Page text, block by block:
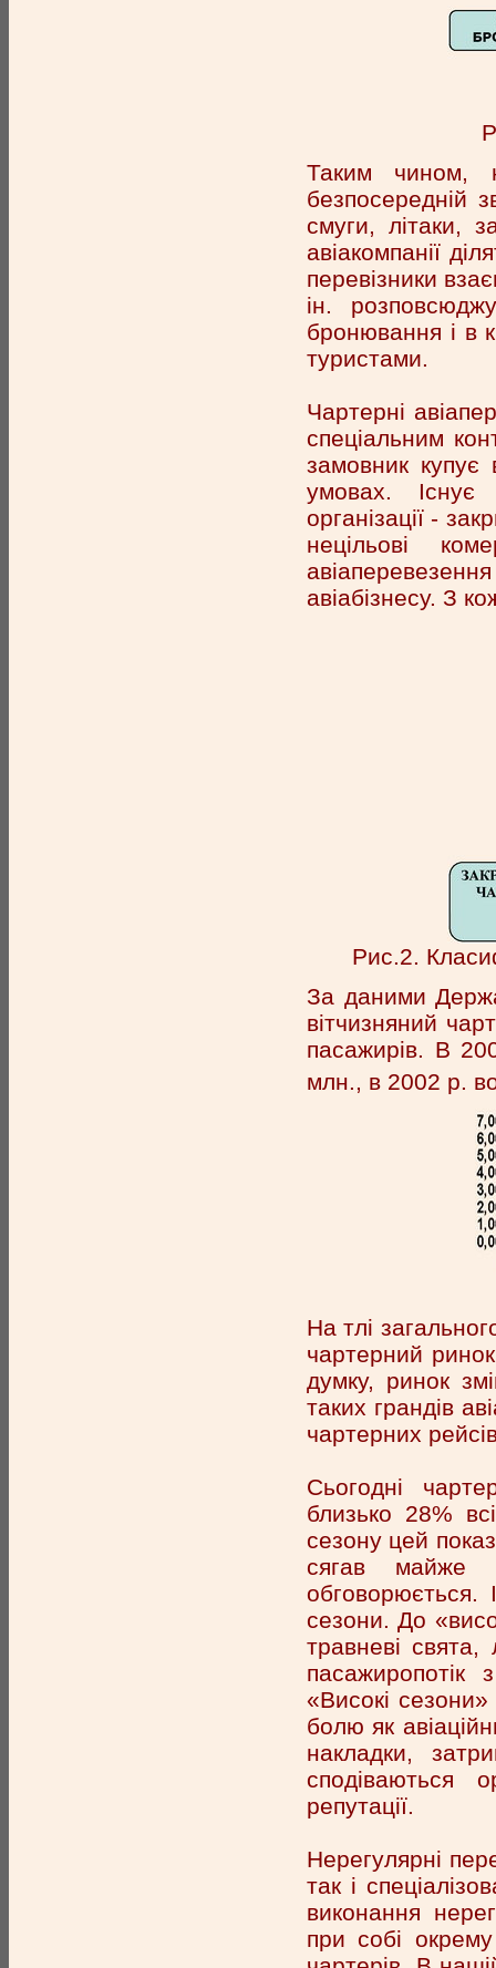
Таким чином,
безпосередній
смуги, літаки,
авіакомпанії
перевізники
ін.
бронювання і в
туристами.
Чартерні
спеціальним
замовник купує
умовах. Існує
організації -
нецільові
авіабізнесу. З
Рис.2.
За даними
вітчизняний
пасажирів. В
млн., в 2002 р.
На тлі
чартерний
думку, ринок
таких грандів
чартерних
Сьогодні
близько 28%
сезону цей
сягав майже
обговорюється.
сезони. До
травневі свята,
пасажиропотік
«Високі
болю як
накладки,
сподіваються
репутації.
Нерегулярні
так і
виконання
при собі